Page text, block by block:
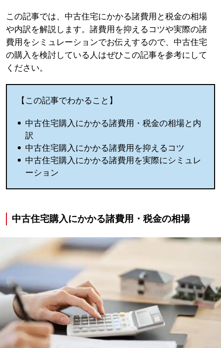
この記事では、中古住宅にかかる諸費用と税金の相場
や内訳を解説します。諸費用を抑えるコツや実際の諸
費用をシミュレーションでお伝えするので、中古住宅
の購入を検討している人はぜひこの記事を参考にして
ください。
【この記事でわかること】
中古住宅購入にかかる諸費用・税金の相場と内
訳
中古住宅購入にかかる諸費用を抑えるコツ
中古住宅購入にかかる諸費用を実際にシミュレ
ーション
中古住宅購入にかかる諸費用・税金の相場